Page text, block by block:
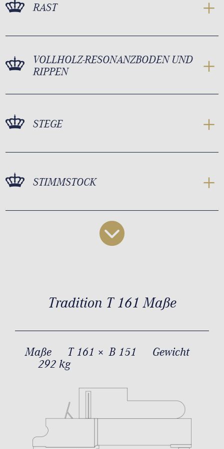
RAST
VOLLHOLZ-RESONANZBODEN UND
RIPPEN
STEGE
STIMMSTOCK
Tradition T 161 Maße
Maße T 161 × B 151
Gewicht
292 kg